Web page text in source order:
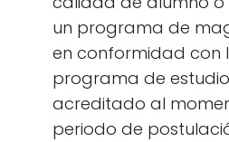
un programa de
en conformidad con
programa de
acreditado al
periodo de